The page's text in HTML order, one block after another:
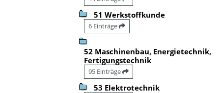
51 Werkstoffkunde
6 Einträge
52 Maschinenbau, Energietechnik,
Fertigungstechnik
95 Einträge
53 Elektrotechnik